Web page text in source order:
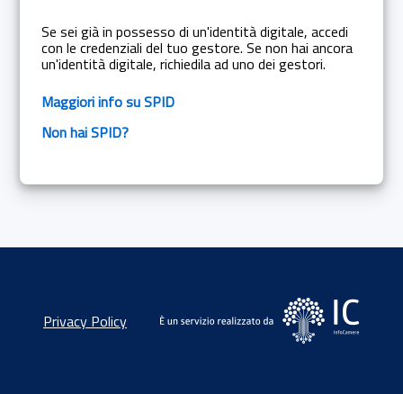
Se sei già in possesso di un'identità digitale, accedi
con le credenziali del tuo gestore. Se non hai ancora
un'identità digitale, richiedila ad uno dei gestori.
Maggiori info su SPID
Non hai SPID?
Privacy Policy